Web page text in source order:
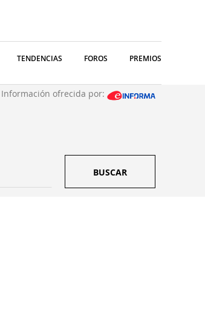
TENDENCIAS FOROS PREMIOS
Información ofrecida por:
BUSCAR